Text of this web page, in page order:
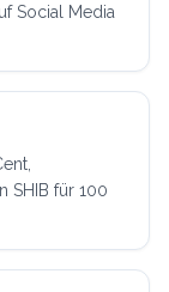
Social Media
SHIB für 100